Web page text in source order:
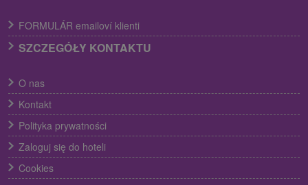
FORMULÁR emailoví klienti
SZCZEGÓŁY KONTAKTU
O nas
Kontakt
Polityka prywatności
Zaloguj się do hoteli
Cookies